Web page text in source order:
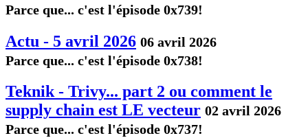
Parce que... c'est l'épisode 0x739!
Actu - 5 avril 2026 06 avril 2026
Parce que... c'est l'épisode 0x738!
Teknik - Trivy... part 2 ou comment le
supply chain est LE vecteur 02 avril 2026
Parce que... c'est l'épisode 0x737!